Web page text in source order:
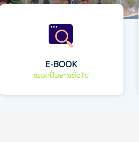
E-BOOK
ໝວດປື້ມອ່ານທົ່ວໄປ